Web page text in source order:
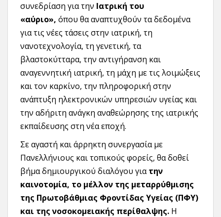
συνεδρίαση για την Ιατρική του
«αύριο», όπου θα αναπτυχθούν τα δεδομένα
για τις νέες τάσεις στην ιατρική, τη
νανοτεχνολογία, τη γενετική, τα
βλαστοκύτταρα, την αντιγήρανση και
αναγεννητική ιατρική, τη μάχη με τις λοιμώξεις
και τον καρκίνο, την πληροφορική στην
ανάπτυξη ηλεκτρονικών υπηρεσιών υγείας και
την αδήριτη ανάγκη αναθεώρησης της ιατρικής
εκπαίδευσης στη νέα εποχή.
Σε αγαστή και άρρηκτη συνεργασία με
Πανελλήνιους και τοπικούς φορείς, θα δοθεί
βήμα δημιουργικού διαλόγου γιατην
καινοτομία, το μέλλον της μεταρρύθμισης
της Πρωτοβάθμιας Φροντίδας Υγείας (ΠΦΥ)
και της νοσοκομειακής περίθαλψης. Η